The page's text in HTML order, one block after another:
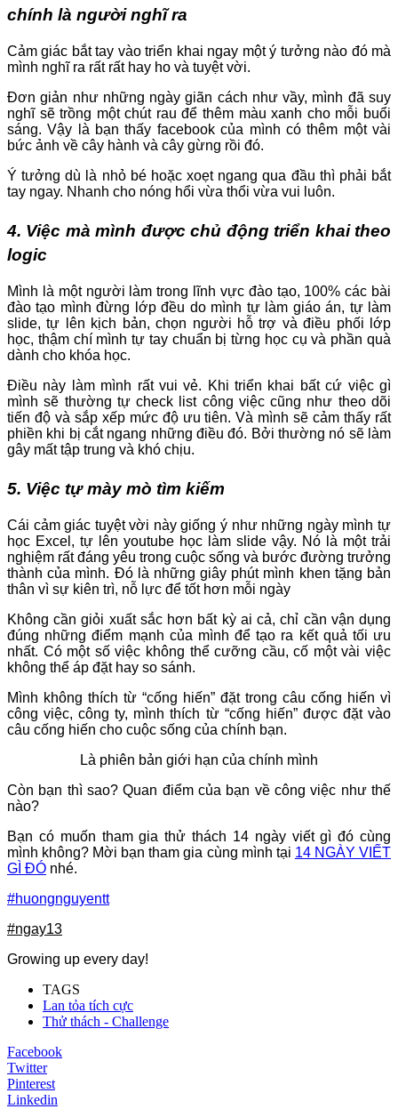
chính là người nghĩ ra
Cảm giác bắt tay vào triển khai ngay một ý tưởng nào đó mà
mình nghĩ ra rất rất hay ho và tuyệt vời.
Đơn giản như những ngày giãn cách như vầy, mình đã suy
nghĩ sẽ trồng một chút rau để thêm màu xanh cho mỗi buổi
sáng. Vậy là bạn thấy facebook của mình có thêm một vài
bức ảnh về cây hành và cây gừng rồi đó.
Ý tưởng dù là nhỏ bé hoặc xoẹt ngang qua đầu thì phải bắt
tay ngay. Nhanh cho nóng hổi vừa thổi vừa vui luôn.
4. Việc mà mình được chủ động triển khai theo
logic
Mình là một người làm trong lĩnh vực đào tạo, 100% các bài
đào tạo mình đừng lớp đều do mình tự làm giáo án, tự làm
slide, tự lên kịch bản, chọn người hỗ trợ và điều phối lớp
học, thậm chí mình tự tay chuẩn bị từng học cụ và phần quà
dành cho khóa học.
Điều này làm mình rất vui vẻ. Khi triển khai bất cứ việc gì
mình sẽ thường tự check list công việc cũng như theo dõi
tiến độ và sắp xếp mức độ ưu tiên. Và mình sẽ cảm thấy rất
phiền khi bị cắt ngang những điều đó. Bởi thường nó sẽ làm
gây mất tập trung và khó chịu.
5. Việc tự mày mò tìm kiếm
Cái cảm giác tuyệt vời này giống ý như những ngày mình tự
học Excel, tự lên youtube học làm slide vậy. Nó là một trải
nghiệm rất đáng yêu trong cuộc sống và bước đường trưởng
thành của mình. Đó là những giây phút mình khen tặng bản
thân vì sự kiên trì, nỗ lực để tốt hơn mỗi ngày
Không cần giỏi xuất sắc hơn bất kỳ ai cả, chỉ cần vận dụng
đúng những điểm mạnh của mình để tạo ra kết quả tối ưu
nhất. Có một số việc không thể cưỡng cầu, cố một vài việc
không thể áp đặt hay so sánh.
Mình không thích từ “cống hiến” đặt trong câu cống hiến vì
công việc, công ty, mình thích từ “cống hiến” được đặt vào
câu cống hiến cho cuộc sống của chính bạn.
Là phiên bản giới hạn của chính mình
Còn bạn thì sao? Quan điểm của bạn về công việc như thế
nào?
Bạn có muốn tham gia thử thách 14 ngày viết gì đó cùng
mình không? Mời bạn tham gia cùng mình tại 14 NGÀY VIẾT
GÌ ĐÓ nhé.
#huongnguyentt
#ngay13
Growing up every day!
TAGS
Lan tỏa tích cực
Thử thách - Challenge
Facebook
Twitter
Pinterest
Linkedin